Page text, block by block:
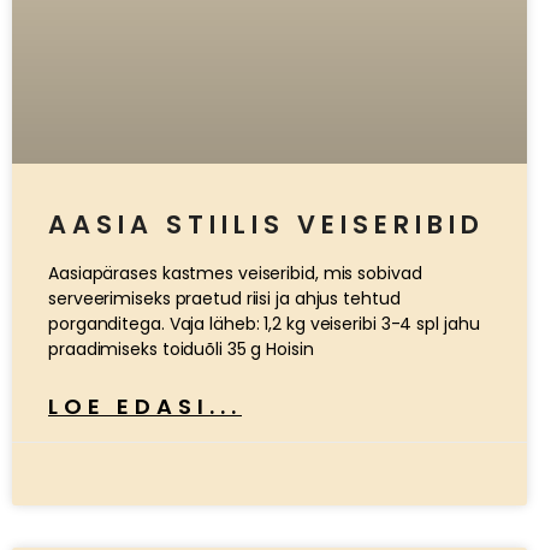
AASIA STIILIS VEISERIBID
Aasiapärases kastmes veiseribid, mis sobivad
serveerimiseks praetud riisi ja ahjus tehtud
porganditega. Vaja läheb: 1,2 kg veiseribi 3-4 spl jahu
praadimiseks toiduõli 35 g Hoisin
LOE EDASI...